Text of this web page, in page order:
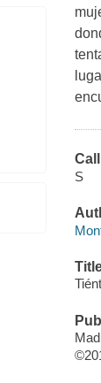
S